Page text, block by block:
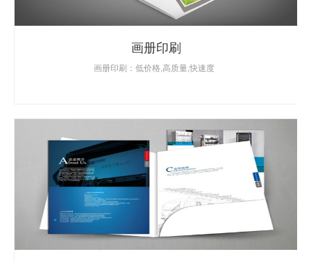
画册印刷
画册印刷：低价格,高质量,快速度